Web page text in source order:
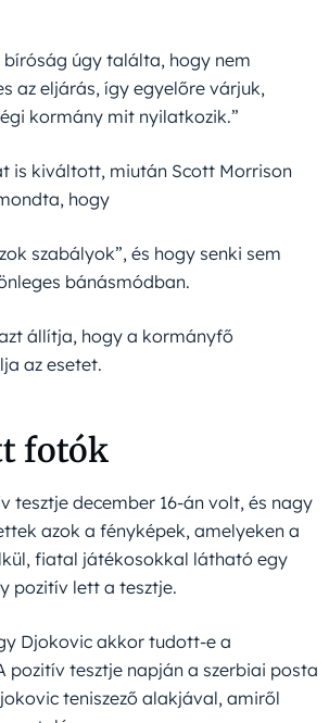
bíróság úgy találta, hogy nem
az eljárás, így egyelőre várjuk,
kormány mit nyilatkozik.”
is kiváltott, miután Scott Morrison
hogy
szabályok”, és hogy senki sem
bánásmódban.
állítja, hogy a kormányfő
az esetet.
fotók
tesztje december 16-án volt, és nagy
azok a fényképek, amelyeken a
fiatal játékosokkal látható egy
pozitív lett a tesztje.
Djokovic akkor tudott-e a
pozitív tesztje napján a szerbiai posta
teniszező alakjával, amiről